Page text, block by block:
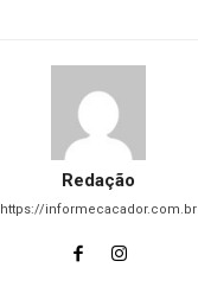
Redação
https://informecacador.com.br